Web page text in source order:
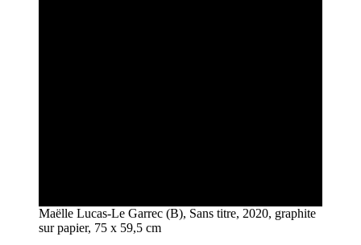
Maëlle Lucas-Le Garrec (B), Sans titre, 2020, graphite
sur papier, 75 x 59,5 cm